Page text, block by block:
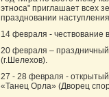
этноса" приглашает всех
праздновании
14 февраля - чествование
20 февраля – праздничный
(г.Шелехов).
27 - 28 февраля -
«Танец Орла» (Дворец